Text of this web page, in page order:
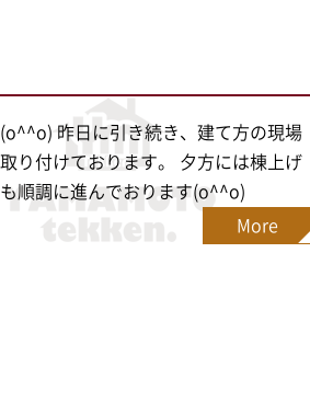
昨日に引き続き、建て方の現場
り付けております。 夕方には棟上げ
順調に進んでおります(o^^o)
More